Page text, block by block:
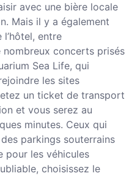
avec une bière locale
Mais il y a également
entre
nombreux concerts prisés
Sea Life, qui
les sites
un ticket de transport
et vous serez au
minutes. Ceux qui
parkings souterrains
pour les véhicules
choisissez le